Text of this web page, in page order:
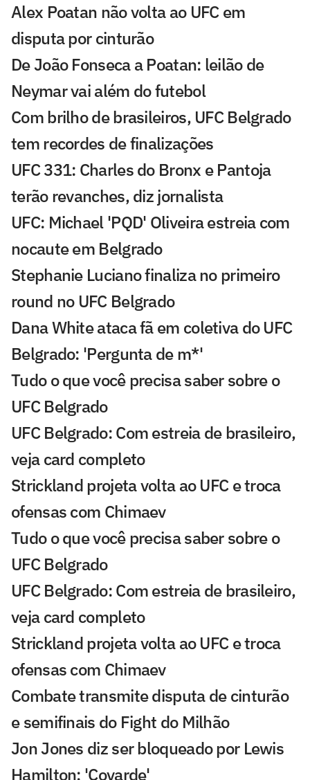
Alex Poatan não volta ao UFC em
disputa por cinturão
De João Fonseca a Poatan: leilão de
Neymar vai além do futebol
Com brilho de brasileiros, UFC Belgrado
tem recordes de finalizações
UFC 331: Charles do Bronx e Pantoja
terão revanches, diz jornalista
UFC: Michael 'PQD' Oliveira estreia com
nocaute em Belgrado
Stephanie Luciano finaliza no primeiro
round no UFC Belgrado
Dana White ataca fã em coletiva do UFC
Belgrado: 'Pergunta de m*'
Tudo o que você precisa saber sobre o
UFC Belgrado
UFC Belgrado: Com estreia de brasileiro,
veja card completo
Strickland projeta volta ao UFC e troca
ofensas com Chimaev
Tudo o que você precisa saber sobre o
UFC Belgrado
UFC Belgrado: Com estreia de brasileiro,
veja card completo
Strickland projeta volta ao UFC e troca
ofensas com Chimaev
Combate transmite disputa de cinturão
e semifinais do Fight do Milhão
Jon Jones diz ser bloqueado por Lewis
Hamilton: 'Covarde'